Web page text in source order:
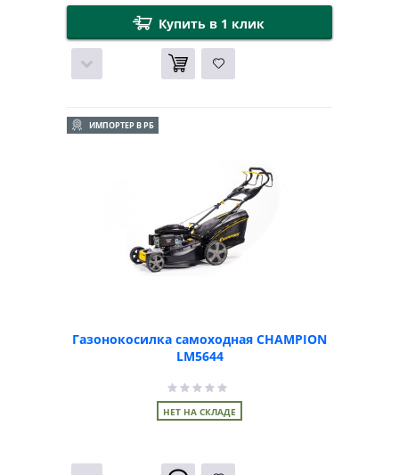
Купить в 1 клик
ИМПОРТЕР В РБ
Газонокосилка самоходная CHAMPION
LM5644
НЕТ НА СКЛАДЕ